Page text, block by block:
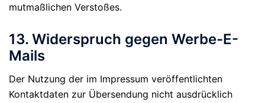
mutmaßlichen Verstoßes.
13. Widerspruch gegen Werbe-E-
Mails
Der Nutzung der im Impressum veröffentlichten
Kontaktdaten zur Übersendung nicht ausdrücklich